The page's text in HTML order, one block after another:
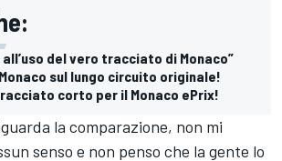
del vero tracciato di Monaco”
sul lungo circuito originale!
corto per il Monaco ePrix!
la comparazione, non mi
senso e non penso che la gente lo